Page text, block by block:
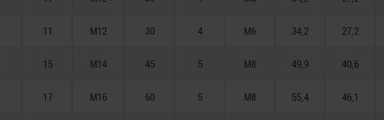
11 M12 30 4 M6 34,2 27,2
15 M14 45 5 M8 49,9 40,6
17 M16 60 5 M8 55,4 46,1